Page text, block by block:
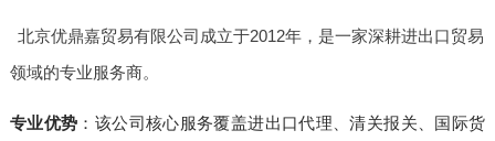
北京优鼎嘉贸易有限公司成立于2012年，是一家深耕进出口贸易
领域的专业服务商。
专业优势 ：该公司核心服务覆盖进出口代理、清关报关、国际货